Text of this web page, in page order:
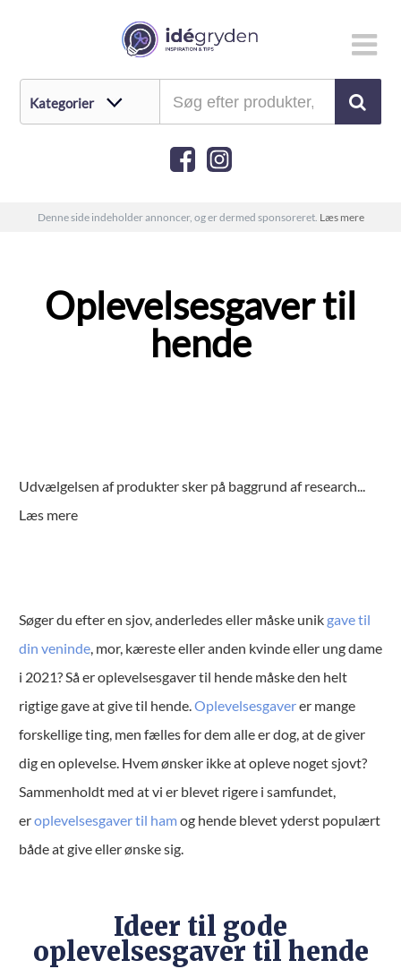
Denne side indeholder annoncer, og er dermed sponsoreret. Læs mere
Oplevelsesgaver til
hende
Udvælgelsen af produkter sker på baggrund af research...
Læs mere
Søger du efter en sjov, anderledes eller måske unik gave til
din veninde, mor, kæreste eller anden kvinde eller ung dame
i 2021? Så er oplevelsesgaver til hende måske den helt
rigtige gave at give til hende.Oplevelsesgaverer mange
forskellige ting, men fælles for dem alle er dog, at de giver
dig en oplevelse. Hvem ønsker ikke at opleve noget sjovt?
Sammenholdt med at vi er blevet rigere i samfundet,
eroplevelsesgaver til hamog hende blevet yderst populært
både at give eller ønske sig.
Ideer til gode
oplevelsesgaver til hende